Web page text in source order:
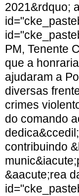
2021&rdquo;
PM, Tenente
que a
ajudaram a
diversas
crimes
do comando
contribuindo
&aacute;rea